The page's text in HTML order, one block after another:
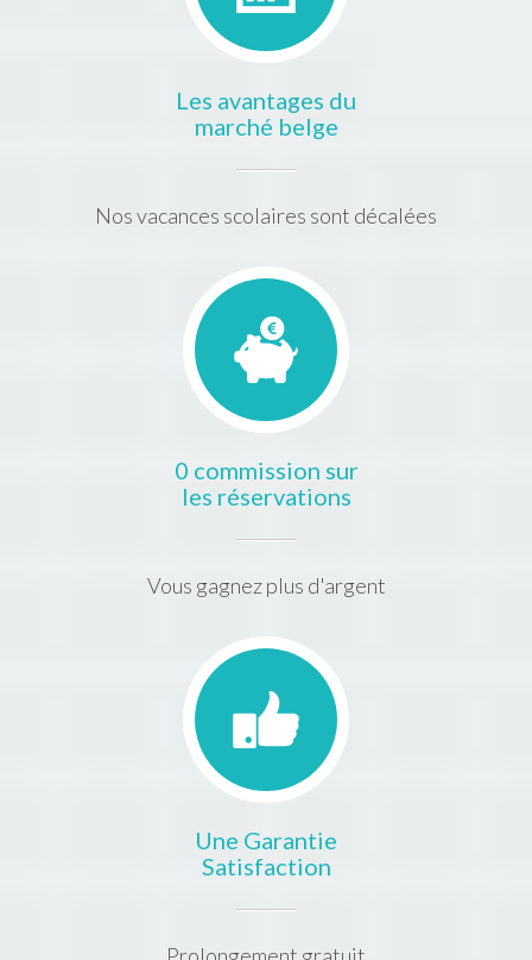
Les avantages du
marché belge
Nos vacances scolaires sont décalées
0 commission sur
les réservations
Vous gagnez plus d'argent
Une Garantie
Satisfaction